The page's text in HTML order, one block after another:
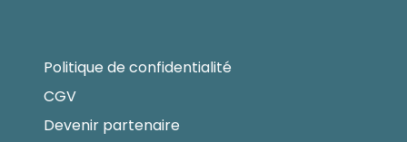
Politique de confidentialité
CGV
Devenir partenaire